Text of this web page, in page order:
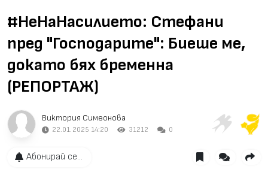
Video
#НеНаНасилието: Стефани
пред "Господарите": Биеше ме,
докато бях бременна
(РЕПОРТАЖ)
Виктория Симеонова
22.01.2025 14:20 31212 0
Абонирай се...